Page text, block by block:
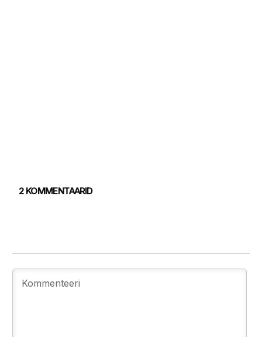
2 KOMMENTAARID